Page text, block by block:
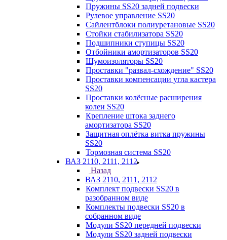
Пружины SS20 задней подвески
Рулевое управление SS20
Сайлентблоки полиуретановые SS20
Стойки стабилизатора SS20
Подшипники ступицы SS20
Отбойники амортизаторов SS20
Шумоизоляторы SS20
Проставки "развал-схождение" SS20
Проставки компенсации угла кастера
SS20
Проставки колёсные расширения
колеи SS20
Крепление штока заднего
амортизатора SS20
Защитная оплётка витка пружины
SS20
Тормозная система SS20
ВАЗ 2110, 2111, 2112
Назад
ВАЗ 2110, 2111, 2112
Комплект подвески SS20 в
разобранном виде
Комплекты подвески SS20 в
собранном виде
Модули SS20 передней подвески
Модули SS20 задней подвески